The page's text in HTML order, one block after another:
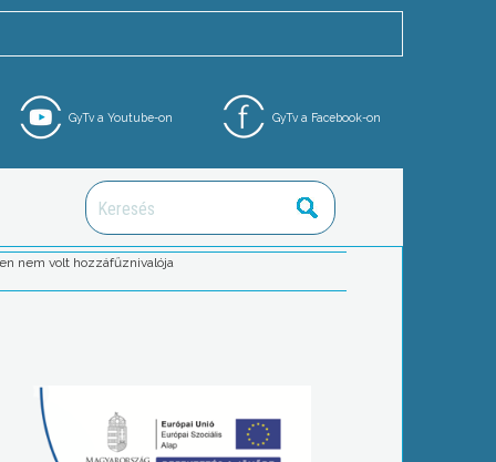
GyTv a Facebook-on
GyTv a Youtube-on
nem volt hozzáfűznivalója